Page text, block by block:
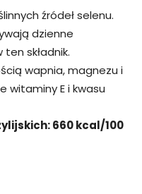
źródeł selenu.
dzienne
składnik.
wapnia, magnezu i
witaminy E i kwasu
660 kcal/100